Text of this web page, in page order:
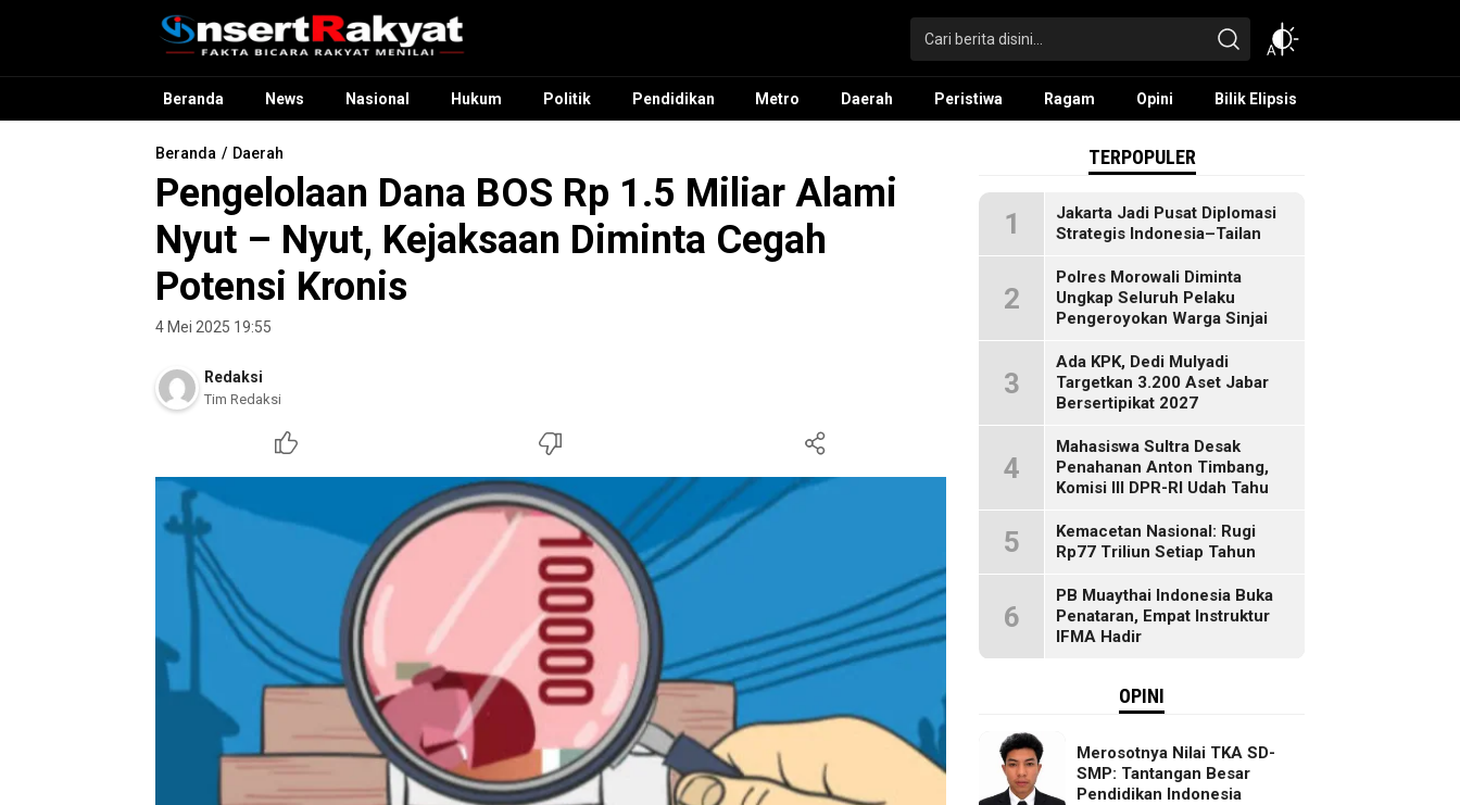
InsertRakyat.com
Fakta Bicara Rakyat Menilai
Beranda News Nasional Hukum Politik Pendidikan Metro Daerah Peristiwa Ragam Opini Bilik Elipsis
Beranda Daerah
Pengelolaan Dana BOS Rp 1.5 Miliar Alami
Nyut – Nyut, Kejaksaan Diminta Cegah
Potensi Kronis
4 Mei 2025 19:55
Redaksi
Tim Redaksi
TERPOPULER
1
Jakarta Jadi Pusat Diplomasi
Strategis Indonesia–Tailan
2
Polres Morowali Diminta
Ungkap Seluruh Pelaku
Pengeroyokan Warga Sinjai
3
Ada KPK, Dedi Mulyadi
Targetkan 3.200 Aset Jabar
Bersertipikat 2027
4
Mahasiswa Sultra Desak
Penahanan Anton Timbang,
Komisi III DPR-RI Udah Tahu
5
Kemacetan Nasional: Rugi
Rp77 Triliun Setiap Tahun
6
PB Muaythai Indonesia Buka
Penataran, Empat Instruktur
IFMA Hadir
OPINI
Merosotnya Nilai TKA SD-
SMP: Tantangan Besar
Pendidikan Indonesia